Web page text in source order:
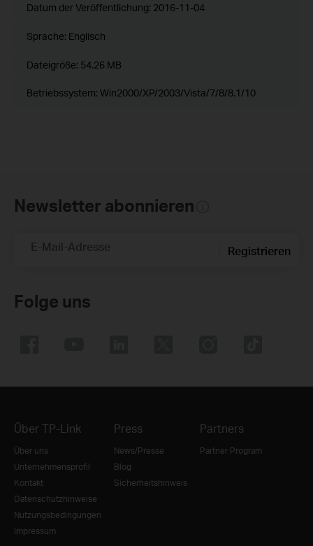
Datum der Veröffentlichung: 2016-11-04
Sprache: Englisch
Dateigröße: 54.26 MB
Betriebssystem: Win2000/XP/2003/Vista/7/8/8.1/10
Newsletter abonnieren
E-Mail-Adresse Registrieren
Folge uns
Über TP-Link
Über uns
Unternehmensprofil
Kontakt
Datenschutzhinweise
Nutzungsbedingungen
Impressum
Press
News/Presse
Blog
Sicherheitshinweis
Partners
Partner Program